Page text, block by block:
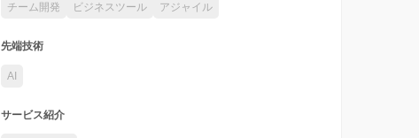
チーム開発 ビジネスツール アジャイル
先端技術
AI
サービス紹介